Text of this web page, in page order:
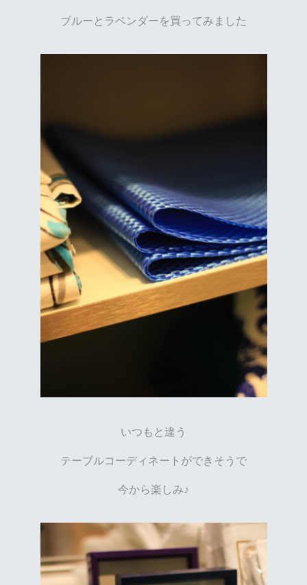
ブルーとラベンダーを買ってみました
いつもと違う
テーブルコーディネートができそうで
今から楽しみ♪